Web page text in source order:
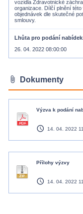
vozidla Zdravotnické
organizace. Dílčí plnění
objednávek dle skutečné
smlouvy.
Lhůta pro podání nabídek
26. 04. 2022 08:00:00
attach_file Dokumenty
Výzva k podání
access_time 14. 04. 2022
Přílohy výzvy
access_time 14. 04. 2022